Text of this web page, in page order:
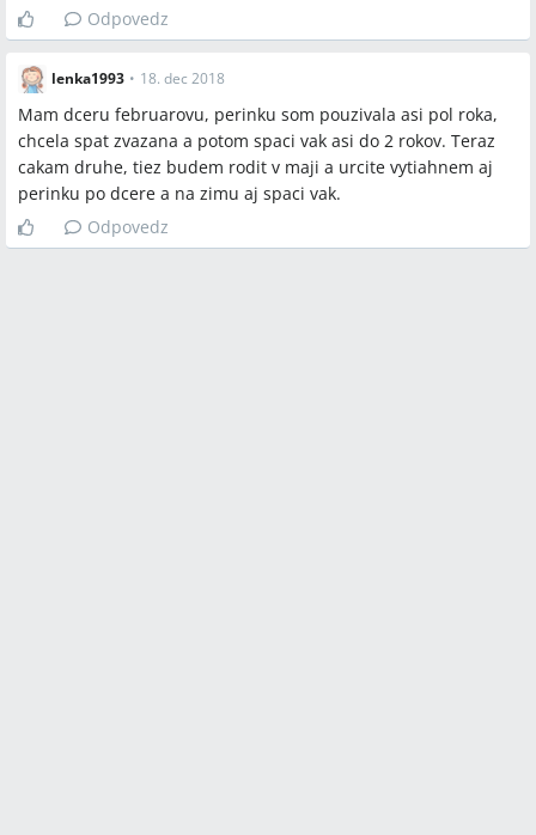
Odpovedz
lenka1993 • 18. dec 2018
Mam dceru februarovu, perinku som pouzivala asi pol roka,
chcela spat zvazana a potom spaci vak asi do 2 rokov. Teraz
cakam druhe, tiez budem rodit v maji a urcite vytiahnem aj
perinku po dcere a na zimu aj spaci vak.
Odpovedz